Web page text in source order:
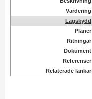
Värdering
Lagskydd
Planer
Ritningar
Dokument
Referenser
Relaterade länkar